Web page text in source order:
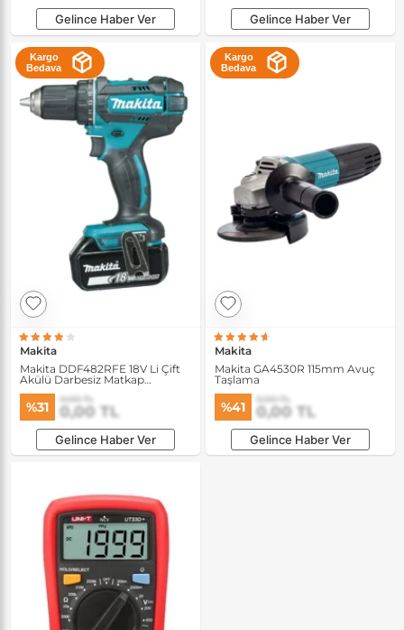
Gelince Haber Ver Gelince Haber Ver
Kargo
Bedava
Makita
Makita DDF482RFE 18V Li Çift
Akülü Darbesiz Matkap
%31 0,00 TL
0,00 TL
Gelince Haber Ver
Kargo
Bedava
Makita
Makita GA4530R 115mm Avuç
Taşlama
%41 0,00 TL
0,00 TL
Gelince Haber Ver